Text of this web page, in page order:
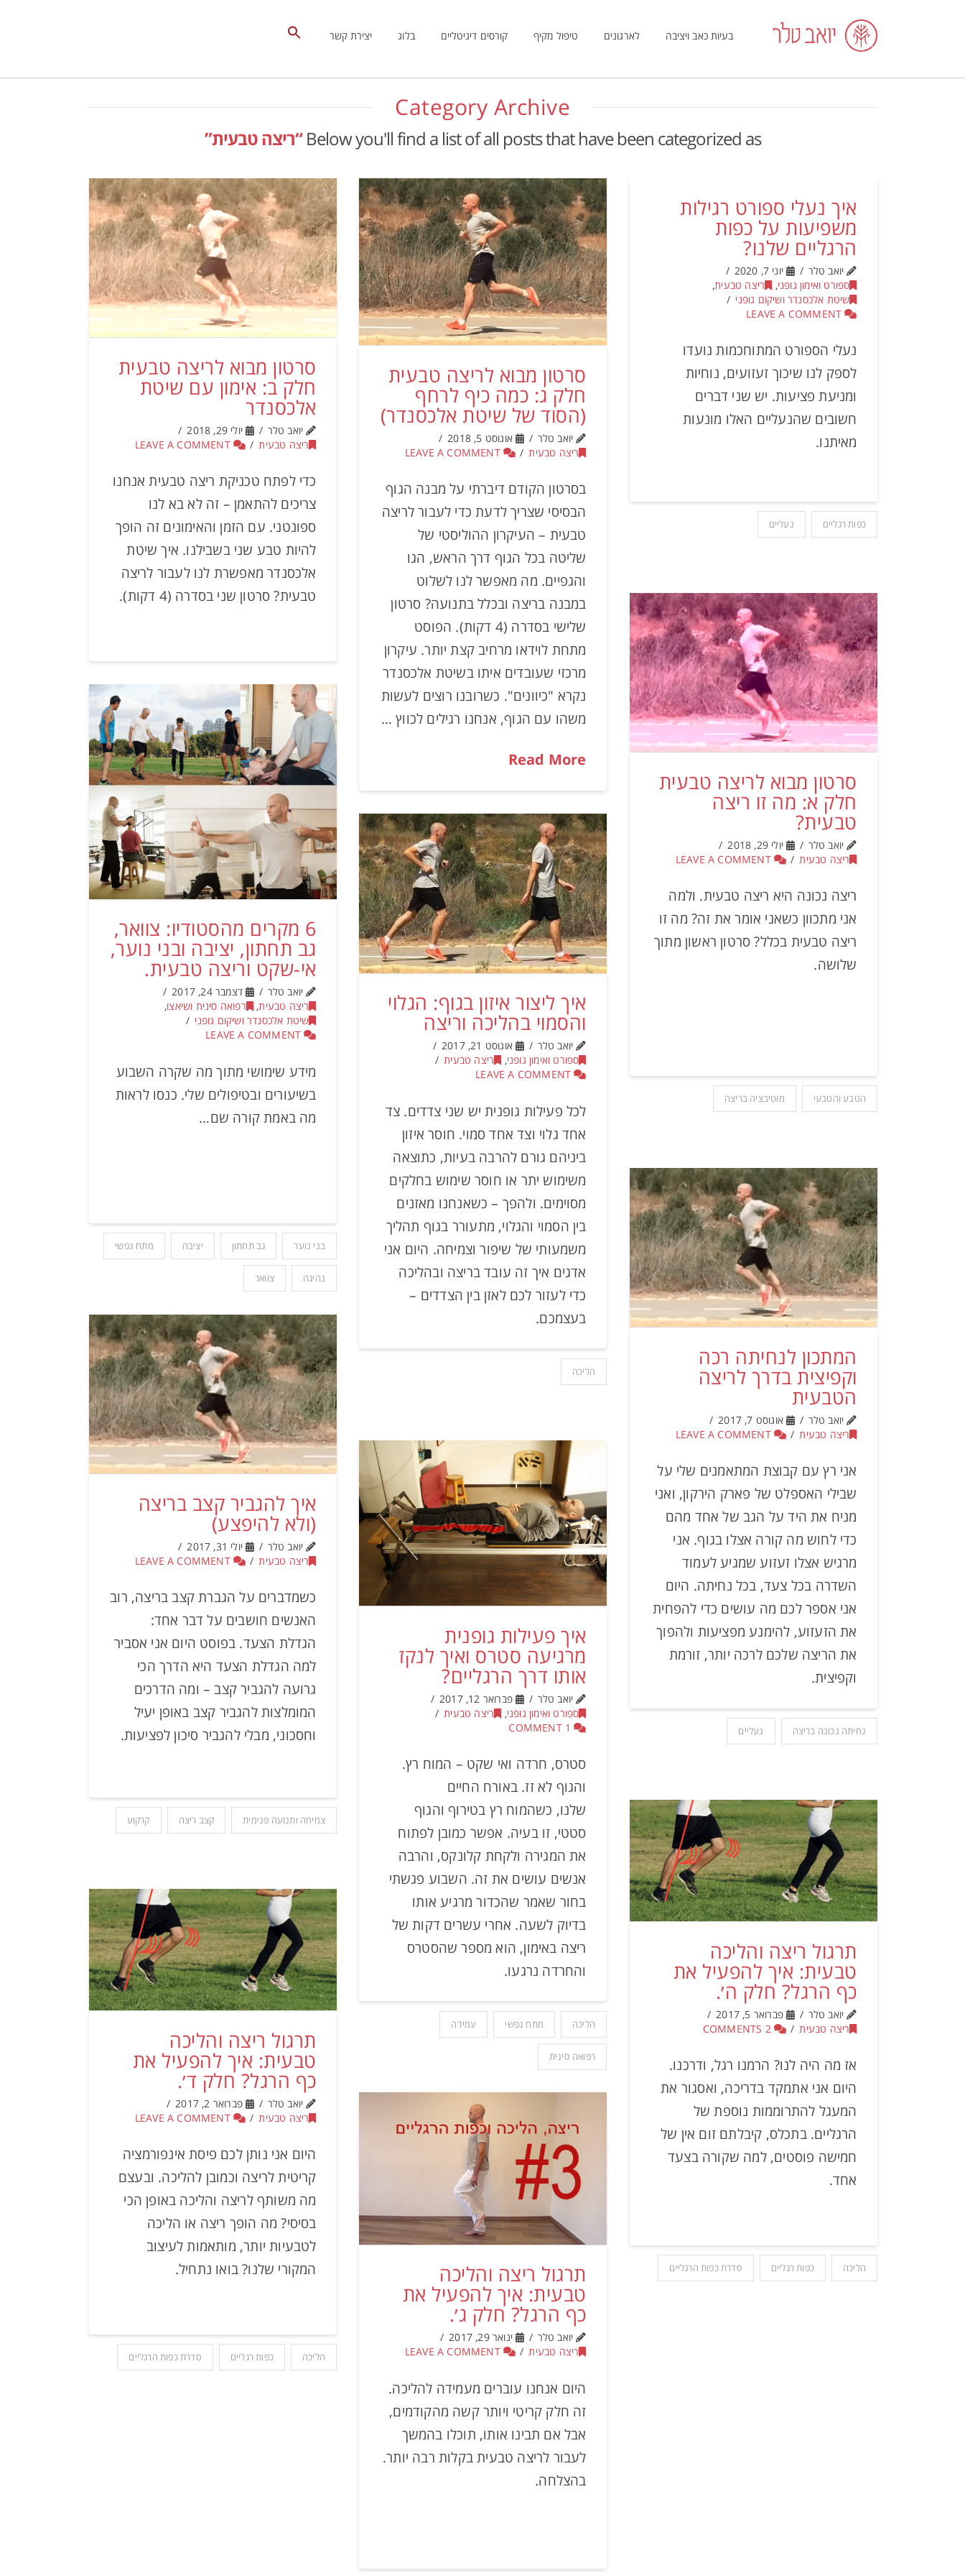
בעיות כאב ויציבה לארגונים טיפול מקיף קורסים דיגיטליים בלוג יצירת קשר
Search
for:
Search Button
Category Archive
Below you'll find a list of all posts that have been categorized as “ריצה טבעית”
איך נעלי ספורט רגילות
משפיעות על כפות
הרגליים שלנו?
יואב טלר
יוני 7, 2020
ספורט ואימון גופני, ריצה טבעית,
שיטת אלכסנדר ושיקום גופני
LEAVE A COMMENT
נעלי הספורט המתוחכמות נועדו
לספק לנו שיכוך זעזועים, נוחיות
ומניעת פציעות. יש שני דברים
חשובים שהנעליים האלו מונעות
מאיתנו.
כפות רגליים נעליים
סרטון מבוא לריצה טבעית
חלק ג: כמה כיף לרחף
(הסוד של שיטת אלכסנדר)
יואב טלר
אוגוסט 5, 2018
ריצה טבעית
LEAVE A COMMENT
בסרטון הקודם דיברתי על מבנה הגוף
הבסיסי שצריך לדעת כדי לעבור לריצה
טבעית – העיקרון ההוליסטי של
שליטה בכל הגוף דרך הראש, הגו
והגפיים. מה מאפשר לנו לשלוט
במבנה בריצה ובכלל בתנועה? סרטון
שלישי בסדרה (4 דקות). הפוסט
מתחת לוידאו מרחיב קצת יותר. עיקרון
מרכזי שעובדים איתו בשיטת אלכסנדר
נקרא "כיוונים". כשרובנו רוצים לעשות
משהו עם הגוף, אנחנו רגילים לכווץ …
Read More
סרטון מבוא לריצה טבעית
חלק ב: אימון עם שיטת
אלכסנדר
יואב טלר
יולי 29, 2018
ריצה טבעית
LEAVE A COMMENT
כדי לפתח טכניקת ריצה טבעית אנחנו
צריכים להתאמן – זה לא בא לנו
ספונטני. עם הזמן והאימונים זה הופך
להיות טבע שני בשבילנו. איך שיטת
אלכסנדר מאפשרת לנו לעבור לריצה
טבעית? סרטון שני בסדרה (4 דקות).
סרטון מבוא לריצה טבעית
חלק א: מה זו ריצה
טבעית?
יואב טלר
יולי 29, 2018
ריצה טבעית
LEAVE A COMMENT
ריצה נכונה היא ריצה טבעית. ולמה
אני מתכוון כשאני אומר את זה? מה זו
ריצה טבעית בכלל? סרטון ראשון מתוך
שלושה.
הטבע והטבעי מוטיבציה בריצה
6 מקרים מהסטודיו: צוואר,
גב תחתון, יציבה ובני נוער,
אי-שקט וריצה טבעית.
יואב טלר
דצמבר 24, 2017
ריצה טבעית, רפואה סינית ושיאצו,
שיטת אלכסנדר ושיקום גופני
LEAVE A COMMENT
מידע שימושי מתוך מה שקרה השבוע
בשיעורים ובטיפולים שלי. כנסו לראות
מה באמת קורה שם…
בני נוער גב תחתון יציבה מתח נפשי
נהיגה צוואר
איך ליצור איזון בגוף: הגלוי
והסמוי בהליכה וריצה
יואב טלר
אוגוסט 21, 2017
ספורט ואימון גופני, ריצה טבעית
LEAVE A COMMENT
לכל פעילות גופנית יש שני צדדים. צד
אחד גלוי וצד אחד סמוי. חוסר איזון
ביניהם גורם להרבה בעיות, כתוצאה
משימוש יתר או חוסר שימוש בחלקים
מסוימים. ולהפך – כשאנחנו מאזנים
בין הסמוי והגלוי, מתעורר בגוף תהליך
משמעותי של שיפור וצמיחה. היום אני
אדגים איך זה עובד בריצה ובהליכה
כדי לעזור לכם לאזן בין הצדדים –
בעצמכם.
הליכה
המתכון לנחיתה רכה
וקפיצית בדרך לריצה
הטבעית
יואב טלר
אוגוסט 7, 2017
ריצה טבעית
LEAVE A COMMENT
אני רץ עם קבוצת המתאמנים שלי על
שבילי האספלט של פארק הירקון, ואני
מניח את היד על הגב של אחד מהם
כדי לחוש מה קורה אצלו בגוף. אני
מרגיש אצלו זעזוע שמגיע לעמוד
השדרה בכל צעד, בכל נחיתה. היום
אני אספר לכם מה עושים כדי להפחית
את הזעזוע, להימנע מפציעות ולהפוך
את הריצה שלכם לרכה יותר, זורמת
וקפיצית.
נחיתה נכונה בריצה נעליים
איך להגביר קצב בריצה
(ולא להיפצע)
יואב טלר
יולי 31, 2017
ריצה טבעית
LEAVE A COMMENT
כשמדברים על הגברת קצב בריצה, רוב
האנשים חושבים על דבר אחד:
הגדלת הצעד. בפוסט היום אני אסביר
למה הגדלת הצעד היא הדרך הכי
גרועה להגביר קצב – ומה הדרכים
המומלצות להגביר קצב באופן יעיל
וחסכוני, מבלי להגביר סיכון לפציעות.
צמיחה ותנועה פנימית קצב ריצה קרקוע
איך פעילות גופנית
מרגיעה סטרס ואיך לנקז
אותו דרך הרגליים?
יואב טלר
פברואר 12, 2017
ספורט ואימון גופני, ריצה טבעית
1 COMMENT
סטרס, חרדה ואי שקט – המוח רץ.
והגוף לא זז. באורח החיים
שלנו, כשהמוח רץ בטירוף והגוף
סטטי, זו בעיה. אפשר כמובן לפתוח
את המגירה ולקחת קלונקס, והרבה
אנשים עושים את זה. השבוע פגשתי
בחור שאמר שהכדור מרגיע אותו
בדיוק לשעה. אחרי עשרים דקות של
ריצה באימון, הוא מספר שהסטרס
והחרדה נרגעו.
הליכה מתח נפשי עמידה
רפואה סינית
תרגול ריצה והליכה
טבעית: איך להפעיל את
כף הרגל? חלק ה׳.
יואב טלר
פברואר 5, 2017
ריצה טבעית
2 COMMENTS
אז מה היה לנו? הרמנו רגל, ודרכנו.
היום אני אתמקד בדריכה, ואסגור את
המעגל להתרוממות נוספת של
הרגליים. בתכלס, קיבלתם זום אין של
חמישה פוסטים, למה שקורה בצעד
אחד.
הליכה כפות רגליים סדרת כפות הרגליים
תרגול ריצה והליכה
טבעית: איך להפעיל את
כף הרגל? חלק ד׳.
יואב טלר
פברואר 2, 2017
ריצה טבעית
LEAVE A COMMENT
היום אני נותן לכם פיסת אינפורמציה
קריטית לריצה וכמובן להליכה. ובעצם
מה משותף לריצה והליכה באופן הכי
בסיסי? מה הופך ריצה או הליכה
לטבעיות יותר, מותאמות לעיצוב
המקורי שלנו? בואו נתחיל.
הליכה כפות רגליים סדרת כפות הרגליים
תרגול ריצה והליכה
טבעית: איך להפעיל את
כף הרגל? חלק ג׳.
יואב טלר
ינואר 29, 2017
ריצה טבעית
LEAVE A COMMENT
היום אנחנו עוברים מעמידה להליכה.
זה חלק קריטי ויותר קשה מהקודמים,
אבל אם תבינו אותו, תוכלו בהמשך
לעבור לריצה טבעית בקלות רבה יותר.
בהצלחה.